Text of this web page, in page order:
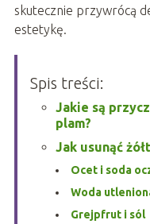
skutecznie przywrócą
estetykę.
Spis treści:
Jakie są
plam?
Jak usunąć
Ocet i soda
Woda
Grejpfrut i sól